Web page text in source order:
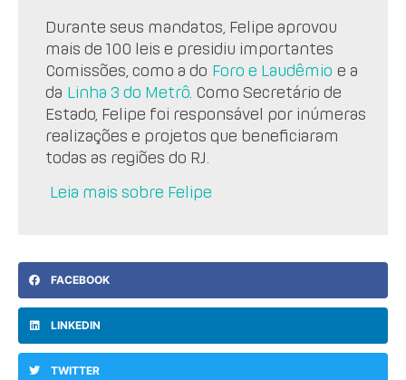
Durante seus mandatos, Felipe aprovou
mais de 100 leis e presidiu importantes
Comissões, como a do Foro e Laudêmio e a
da Linha 3 do Metrô . Como Secretário de
Estado, Felipe foi responsável por inúmeras
realizações e projetos que beneficiaram
todas as regiões do RJ.
Leia mais sobre Felipe
FACEBOOK
LINKEDIN
TWITTER